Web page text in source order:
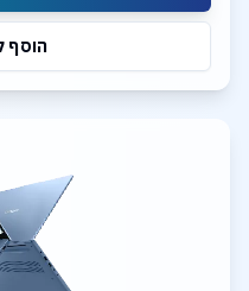
הוסף